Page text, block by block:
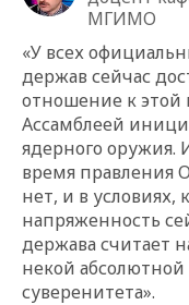
МГИМО
«У всех
держав сейчас
отношение к
Ассамблеей
ядерного оружия.
время правления
нет, и в условиях,
напряженность
держава считает
некой абсолютной
суверенитета».